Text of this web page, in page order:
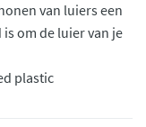
van luiers een
om de luier van je
plastic